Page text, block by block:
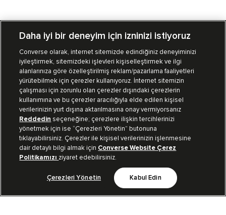
Mağazalarımız Sipariş Takibi
Müşteri İlişkileri
Koleksiyon
Kurumsal
Bizi Takip Et
Daha iyi bir deneyim için izninizi istiyoruz
Converse olarak, internet sitemizde edindiğiniz deneyiminizi
iyileştirmek, sitemizdeki işlevleri kişiselleştirmek ve ilgi
alanlarınıza göre özelleştirilmiş reklam/pazarlama faaliyetleri
yürütebilmek için çerezler kullanıyoruz. İnternet sitemizin
çalışması için zorunlu olan çerezler dışındaki çerezlerin
kullanımına ve bu çerezler aracılığıyla elde edilen kişisel
verilerinizin yurt dışına aktarılmasına onay vermiyorsanız
Reddedin seçeneğine; çerezlere ilişkin tercihlerinizi
yönetmek için ise “Çerezleri Yönetin” butonuna
tıklayabilirsiniz. Çerezler ile kişisel verilerinizin işlenmesine
dair detaylı bilgi almak için Converse Website Çerez
Politikamızı ziyaret edebilirsiniz.
Çerezleri Yönetin Kabul Edin